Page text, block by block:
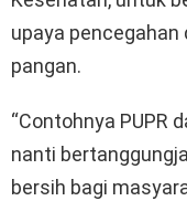
upaya pencegahan
pangan.
“Contohnya PUPR
nanti
bersih bagi